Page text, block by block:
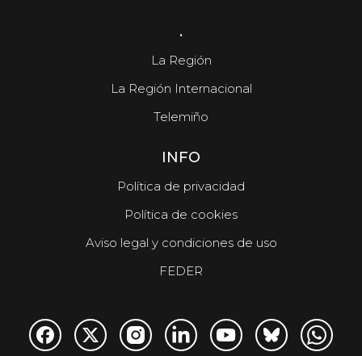
.
La Región
La Región Internacional
Telemiño
INFO
Política de privacidad
Política de cookies
Aviso legal y condiciones de uso
FEDER